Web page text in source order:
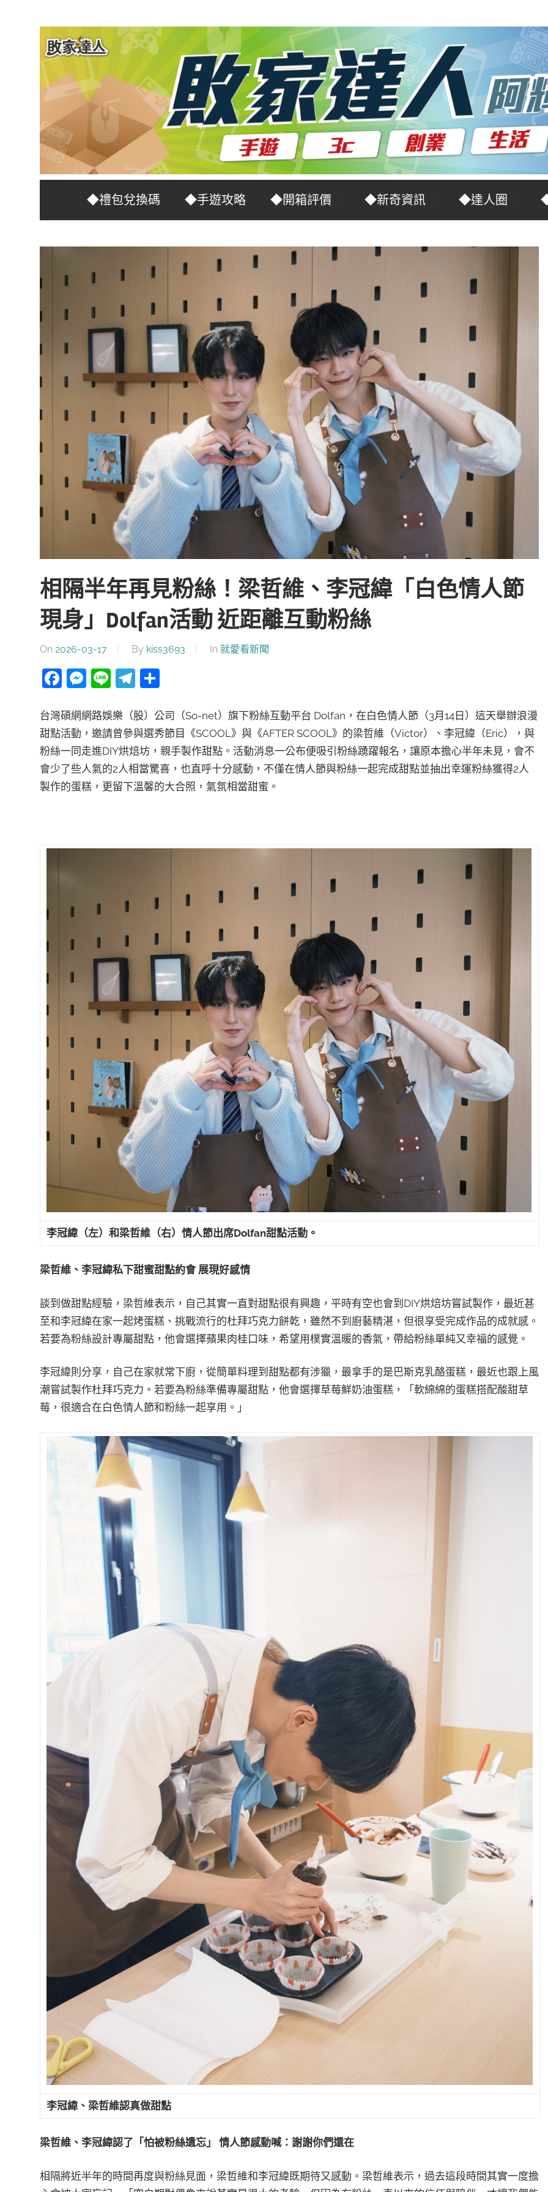
家
達
人
推
薦
No.1
科
自
體。
◆禮包兌換碼 ◆手遊攻略 ◆開箱評價 ◆新奇資訊 ◆達人圈
相隔半年再見粉絲！梁哲維、李冠緯「白色情人節
現身」Dolfan活動 近距離互動粉絲
On 2026-03-17 By kiss3693 In 就愛看新聞
Facebook
Messenger
LineTelegram
分
台灣碩網網路娛樂（股）公司（So-net）旗下粉絲互動平台 Dolfan，在白色情人節（3月14日）這天舉辦浪漫
甜點活動，邀請曾參與選秀節目《SCOOL》與《AFTER SCOOL》的梁哲維（Victor）、李冠緯（Eric），與
粉絲一同走進DIY烘焙坊，親手製作甜點。活動消息一公布便吸引粉絲踴躍報名，讓原本擔心半年未見，會不
會少了些人氣的2人相當驚喜，也直呼十分感動，不僅在情人節與粉絲一起完成甜點並抽出幸運粉絲獲得2人
製作的蛋糕，更留下溫馨的大合照，氣氛相當甜蜜。
李冠緯（左）和梁哲維（右）情人節出席Dolfan甜點活動。
梁哲維、李冠緯私下甜蜜甜點約會 展現好感情
談到做甜點經驗，梁哲維表示，自己其實一直對甜點很有興趣，平時有空也會到DIY烘焙坊嘗試製作，最近甚
至和李冠緯在家一起烤蛋糕、挑戰流行的杜拜巧克力餅乾，雖然不到廚藝精湛，但很享受完成作品的成就感。
若要為粉絲設計專屬甜點，他會選擇蘋果肉桂口味，希望用樸實溫暖的香氣，帶給粉絲單純又幸福的感覺。
李冠緯則分享，自己在家就常下廚，從簡單料理到甜點都有涉獵，最拿手的是巴斯克乳酪蛋糕，最近也跟上風
潮嘗試製作杜拜巧克力。若要為粉絲準備專屬甜點，他會選擇草莓鮮奶油蛋糕，「軟綿綿的蛋糕搭配酸甜草
莓，很適合在白色情人節和粉絲一起享用。」
李冠緯、梁哲維認真做甜點
梁哲維、李冠緯認了「怕被粉絲遺忘」 情人節感動喊：謝謝你們還在
相隔將近半年的時間再度與粉絲見面，梁哲維和李冠緯既期待又感動。梁哲維表示，過去這段時間其實一度擔